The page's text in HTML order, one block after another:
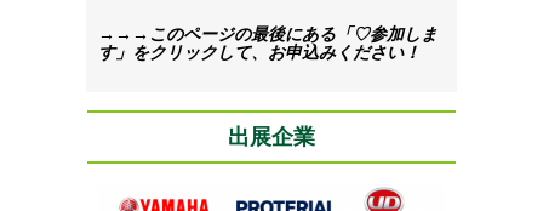
→→→このページの最後にある「♡参加しま
す」をクリックして、お申込みください！
出展企業